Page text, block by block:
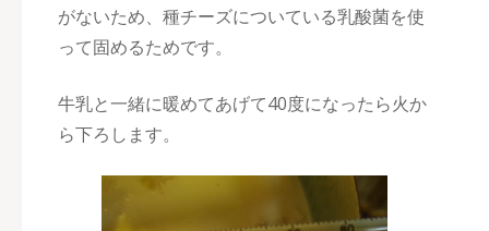
がないため、種チーズについている乳酸菌を使
って固めるためです。
牛乳と一緒に暖めてあげて40度になったら火か
ら下ろします。